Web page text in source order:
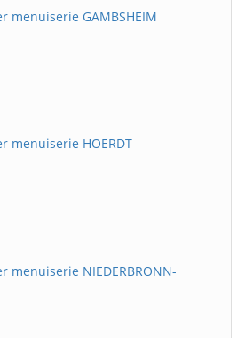
menuiserie GAMBSHEIM
menuiserie HOERDT
menuiserie NIEDERBRONN-